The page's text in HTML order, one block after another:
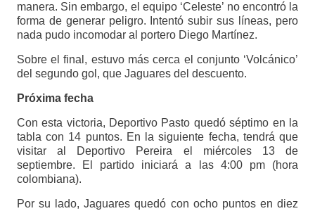
manera. Sin embargo, el equipo ‘Celeste’ no encontró la
forma de generar peligro. Intentó subir sus líneas, pero
nada pudo incomodar al portero Diego Martínez.
Sobre el final, estuvo más cerca el conjunto ‘Volcánico’
del segundo gol, que Jaguares del descuento.
Próxima fecha
Con esta victoria, Deportivo Pasto quedó séptimo en la
tabla con 14 puntos. En la siguiente fecha, tendrá que
visitar al Deportivo Pereira el miércoles 13 de
septiembre. El partido iniciará a las 4:00 pm (hora
colombiana).
Por su lado, Jaguares quedó con ocho puntos en diez